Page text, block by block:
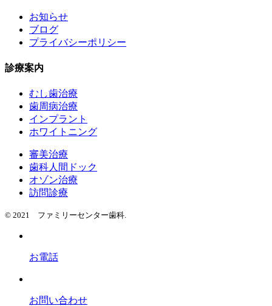
お知らせ
ブログ
プライバシーポリシー
診療案内
むし歯治療
歯周病治療
インプラント
ホワイトニング
審美治療
歯科人間ドック
オゾン治療
訪問診療
© 2021 ファミリーセンター歯科.
お電話
お問い合わせ